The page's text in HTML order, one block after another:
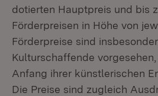
dotierten Hauptpreis und bis
Förderpreisen in Höhe von
Förderpreise sind
Kulturschaffende
Anfang ihrer künstlerischen
Die Preise sind zugleich